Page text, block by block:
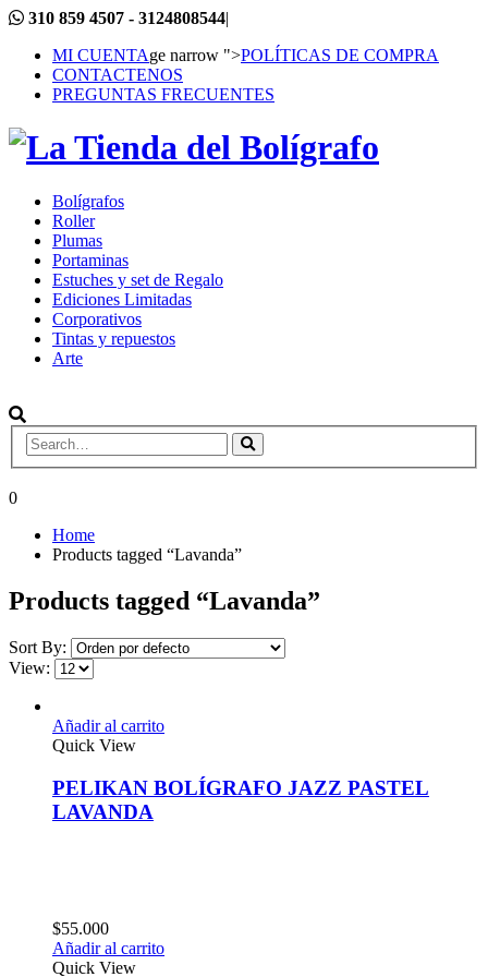
310 859 4507 - 3124808544|
MI CUENTAge narrow ">POLÍTICAS DE COMPRA
CONTACTENOS
PREGUNTAS FRECUENTES
Bolígrafos
Roller
Plumas
Portaminas
Estuches y set de Regalo
Ediciones Limitadas
Corporativos
Tintas y repuestos
Arte
0
Home
Products tagged “Lavanda”
Products tagged “Lavanda”
Sort By:
View:
Añadir al carrito
Quick View
PELIKAN BOLÍGRAFO JAZZ PASTEL
LAVANDA
$55.000
Añadir al carrito
Quick View